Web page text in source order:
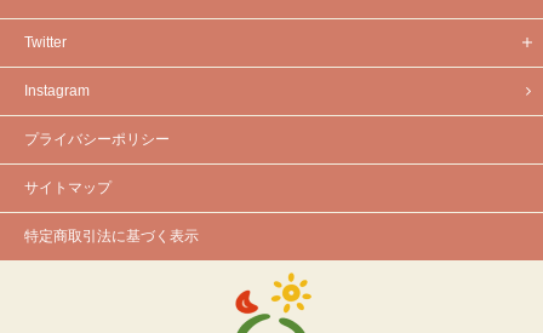
Twitter
Instagram
プライバシーポリシー
サイトマップ
特定商取引法に基づく表示